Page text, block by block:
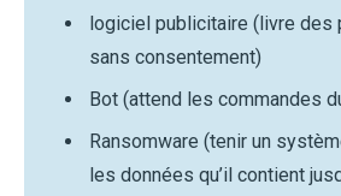
logiciel publicitaire (livre des
sans consentement)
Bot (attend les commandes
Ransomware (tenir un
les données qu’il contient